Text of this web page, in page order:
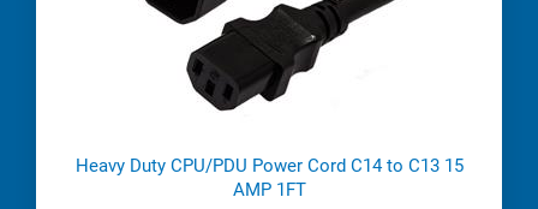
Heavy Duty CPU/PDU Power Cord C14 to C13 15
AMP 1FT